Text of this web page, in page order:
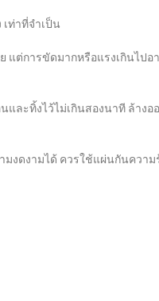
ท่าที่จำเป็น
ต่การขัดมากหรือแรงเกินไปอ
ละทิ้งไว้ไม่เกินสองนาที ล้าง
งดงามได้ ควรใช้แผ่นกันความ